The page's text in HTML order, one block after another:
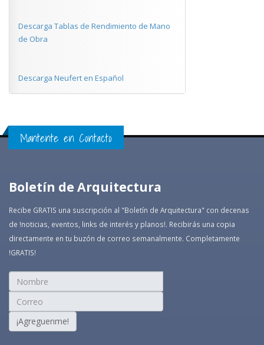
Descarga Tablas de Rendimiento de Mano
de Obra
Descarga Neufert en Español
Mantente en Contacto
Boletín de Arquitectura
Recibe GRATIS una suscripción al "Boletín de Arquitectura" con decenas
de !noticias, eventos, links de interés y planos!. Recibirás una copia
directamente en tu buzón de correo semanalmente. Completamente
!GRATIS!
¡Agreguenme!